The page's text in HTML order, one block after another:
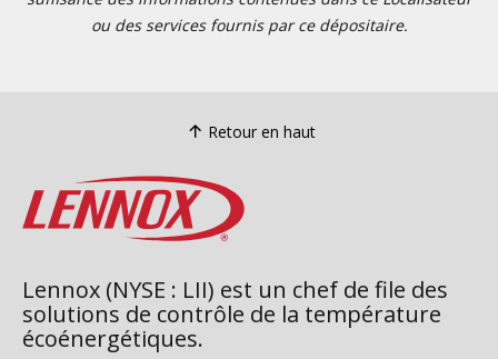
ou des services fournis par ce dépositaire.
Retour en haut
Lennox (NYSE : LII) est un chef de file des
solutions de contrôle de la température
écoénergétiques.